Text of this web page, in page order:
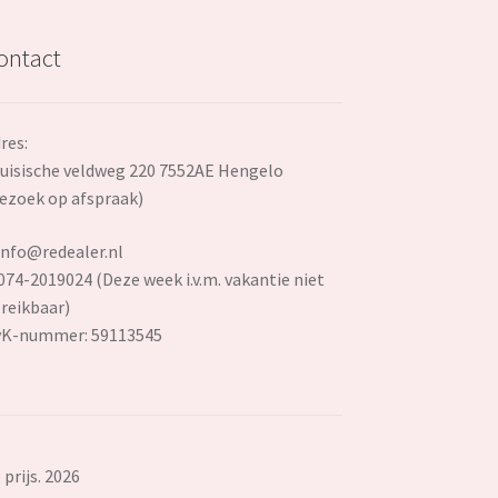
veldweg 220 7552AE Hengelo
op afspraak)
2019024 (Deze week i.v.m. vakantie niet
nummer: 59113545
2026